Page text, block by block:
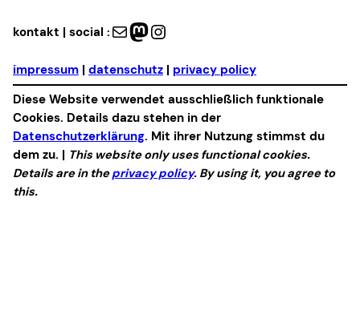
kontakt | social : Mail Mastodon Instagram
impressum | datenschutz | privacy policy
Diese Website verwendet ausschließlich funktionale
Cookies. Details dazu stehen in der
Datenschutzerklärung. Mit ihrer Nutzung stimmst du
dem zu. | This website only uses functional cookies.
Details are in theprivacy policy. By using it, you agree to
this.